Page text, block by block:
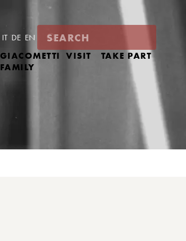
IT DE EN
GIACOMETTI
FAMILY
VISIT TAKE PART